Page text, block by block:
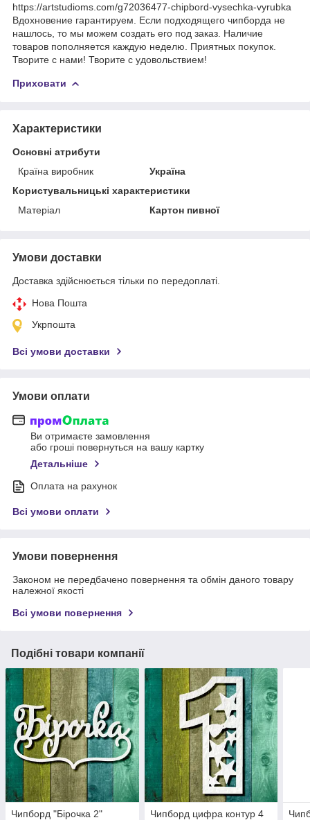
https://artstudioms.com/g72036477-chipbord-vysechka-vyrubka
Вдохновение гарантируем. Если подходящего чипборда не
нашлось, то мы можем создать его под заказ. Наличие
товаров пополняется каждую неделю. Приятных покупок.
Творите с нами! Творите с удовольствием!
Приховати
Характеристики
Основні атрибути
Країна виробник
Україна
Користувальницькі характеристики
Матеріал
Картон пивної
Умови доставки
Доставка здійснюється тільки по передоплаті.
Нова Пошта
Укрпошта
Всі умови доставки
Умови оплати
Ви отримаєте замовлення
або гроші повернуться на вашу картку
Детальніше
Оплата на рахунок
Всі умови оплати
Умови повернення
Законом не передбачено повернення та обмін даного товару
належної якості
Всі умови повернення
Подібні товари компанії
Чипборд "Бірочка 2" Чипборд цифра контур 4